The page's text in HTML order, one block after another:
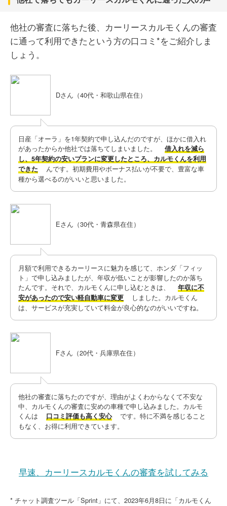
他社の審査に落ちた後、カーリースカルモくんの審査
に通って利用できたという方の口コミ*をご紹介しま
しょう。
Dさん（40代・和歌山県在住）
​日産「オーラ」を1年契約で申し込んだのですが、ほかに借入れ
があったからか他社では落ちてしまいました。
借入れを減ら
し、5年契約の安いプランに変更したところ、カルモくんを利用
できた
んです。初期費用やボーナス払いが不要で、豊富な車
種から選べるのがいいと思いました。
Eさん（30代・青森県在住）
​月額で利用できるカーリースに魅力を感じて、ホンダ「フィッ
ト」で申し込みましたが、年収が低いことが影響したのか落ち
たんです。それで、カルモくんに申し込むときは、
年収に不
安があったので安い軽自動車に変更
しました。カルモくん
は、サービスが充実していて料金が良心的なのがいいですね。
Fさん（20代・兵庫県在住）
​他社の審査に落ちたのですが、理由がよくわからなくて不安な
中、カルモくんの審査に安めの車種で申し込みました。カルモ
くんは
口コミ評価も高く安心
です。特に不満を感じること
もなく、お得に利用できています。
​早速、カーリースカルモくんの審査を試してみる
​* チャット調査ツール「Sprint」にて、2023年6月8日に「カルモくん